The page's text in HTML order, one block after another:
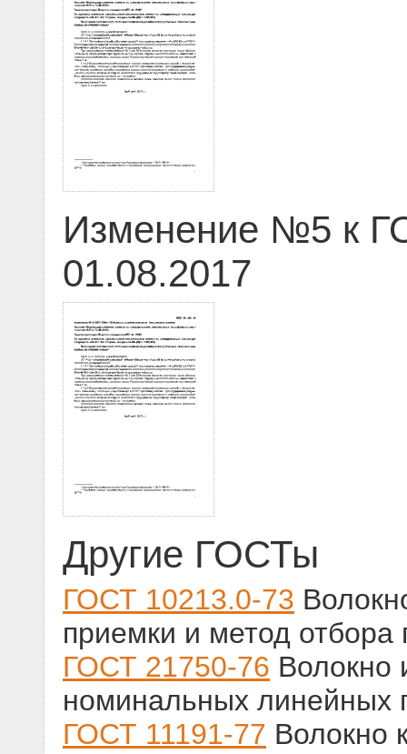
Изменение №5 к
01.08.2017
Другие ГОСТы
ГОСТ 10213.0-73
приемки и метод отбора
ГОСТ 21750-76 Волокно
номинальных линейных
ГОСТ 11191-77 Волокно